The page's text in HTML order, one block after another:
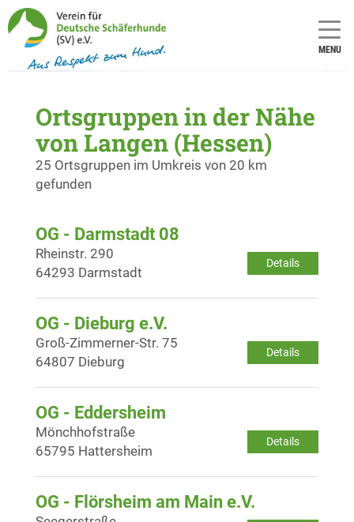
MENU
Ortsgruppen in der Nähe
von Langen (Hessen)
25 Ortsgruppen im Umkreis von 20 km
gefunden
OG - Darmstadt 08
Details
Rheinstr. 290
64293 Darmstadt
OG - Dieburg e.V.
Details
Groß-Zimmerner-Str. 75
64807 Dieburg
OG - Eddersheim
Details
Mönchhofstraße
65795 Hattersheim
OG - Flörsheim am Main e.V.